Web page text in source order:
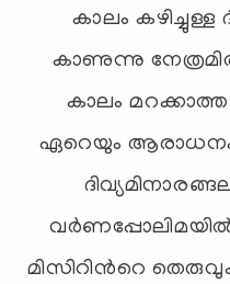
കാലം കഴിച്ചുള്ള
കാണുന്നു
കാലം
ഏറെയും
വര്‍ണപ്പോലിമയില്‍
മിസിറിന്‍റെ